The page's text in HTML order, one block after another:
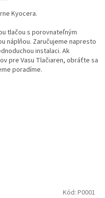
Kyocera.
tlačou s porovnateľným
náplňou. Zaručujeme napresto
instalaci. Ak
pre Vasu Tlačiaren, obráťte sa
poradíme.
Kód: P0001